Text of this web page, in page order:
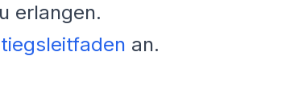
erlangen.
an.